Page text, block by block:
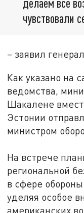
чувствовали
– заявил
Как указано на
ведомства,
Шакалене
Эстонии
министром
На встрече
региональной
в сфере
уделяя особое
американских